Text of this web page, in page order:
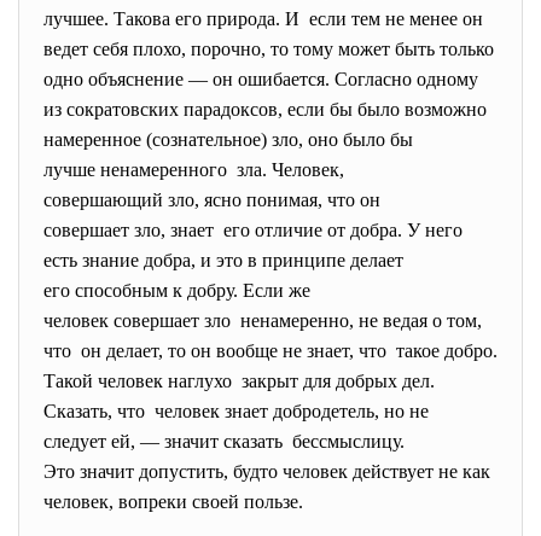
лучшее. Такова его природа. И если тем не менее он
ведет себя плохо, порочно, то тому может быть только
одно объяснение — он ошибается. Согласно одному
из сократовских парадоксов, если бы было возможно
намеренное (сознательное) зло, оно было бы
лучше ненамеренного зла. Человек,
совершающий зло, ясно понимая, что он
совершает зло, знает его отличие от добра. У него
есть знание добра, и это в принципе делает
его способным к добру. Если же
человек совершает зло ненамеренно, не ведая о том,
что он делает, то он вообще не знает, что такое добро.
Такой человек наглухо закрыт для добрых дел.
Сказать, что человек знает добродетель, но не
следует ей, — значит сказать бессмыслицу.
Это значит допустить, будто человек действует не как
человек, вопреки своей пользе.